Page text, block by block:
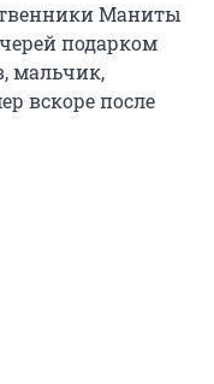
Маниты
подарком
мальчик,
вскоре после